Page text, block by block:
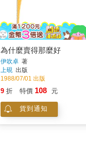
為什麼賣得那麼好
伊吹卓著
上硯 出版
1988/07/01 出版
9 折 特價 108 元
貨到通知